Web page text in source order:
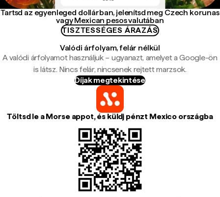
Tartsd az egyenleged dollárban, jelenítsd meg Czech korunas
vagy Mexican pesos valutában
TISZTESSÉGES ÁRAZÁS
Valódi árfolyam, felár nélkül
A valódi árfolyamot használjuk – ugyanazt, amelyet a Google-ön
is látsz. Nincs felár, nincsenek rejtett marzsok.
Díjak megtekintése
Töltsd le a Morse appot, és küldj pénzt Mexico országba